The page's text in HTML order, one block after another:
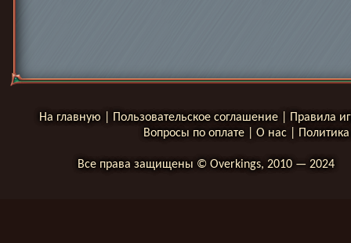
На главную Пользовательское соглашение|
Правила
Вопросы по оплате
О нас
Все права защищены © Overkings, 2010 — 2024